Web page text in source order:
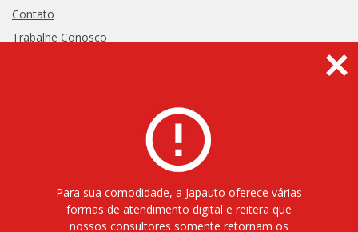
Contato
Trabalhe Conosco
Receba informativos
Para sua comodidade, a Japauto oferece várias
formas de atendimento digital e reitera que
nossos consultores somente retornam os